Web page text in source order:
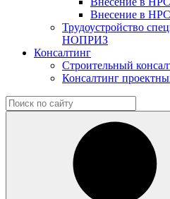
Внесение в
Трудоустройство
НОПРИЗ
Консалтинг
Строительный
Консалтинг